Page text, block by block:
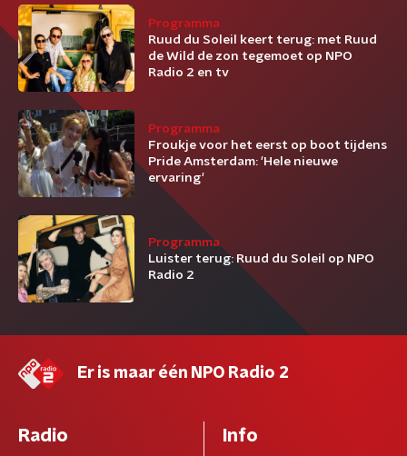
Programma
Ruud du Soleil keert terug: met Ruud
de Wild de zon tegemoet op NPO
Radio 2 en tv
Programma
Froukje voor het eerst op boot tijdens
Pride Amsterdam: 'Hele nieuwe
ervaring'
Programma
Luister terug: Ruud du Soleil op NPO
Radio 2
Er is maar één NPO Radio 2
Radio Info